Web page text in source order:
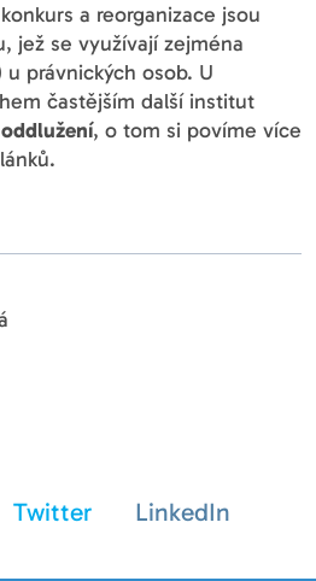
a reorganizace jsou
jež se využívají zejména
právnických osob. U
častějším další institut
oddlužení, o tom si povíme více
Twitter LinkedIn